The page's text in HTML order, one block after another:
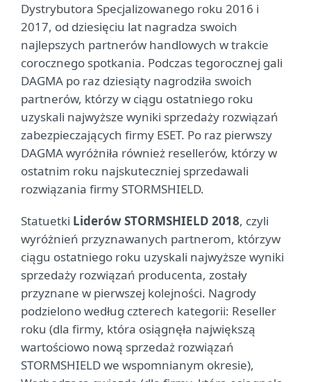
Dystrybutora Specjalizowanego roku 2016 i
2017, od dziesięciu lat nagradza swoich
najlepszych partnerów handlowych w trakcie
corocznego spotkania. Podczas tegorocznej gali
DAGMA po raz dziesiąty nagrodziła swoich
partnerów, którzy w ciągu ostatniego roku
uzyskali najwyższe wyniki sprzedaży rozwiązań
zabezpieczających firmy ESET. Po raz pierwszy
DAGMA wyróżniła również resellerów, którzy w
ostatnim roku najskuteczniej sprzedawali
rozwiązania firmy STORMSHIELD.
Statuetki Liderów STORMSHIELD 2018, czyli
wyróżnień przyznawanych partnerom, którzyw
ciągu ostatniego roku uzyskali najwyższe wyniki
sprzedaży rozwiązań producenta, zostały
przyznane w pierwszej kolejności. Nagrody
podzielono według czterech kategorii: Reseller
roku (dla firmy, która osiągnęła największą
wartościowo nową sprzedaż rozwiązań
STORMSHIELD we wspomnianym okresie),